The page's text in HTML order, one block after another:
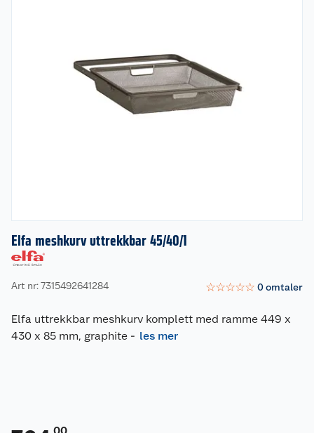
Elfa meshkurv uttrekkbar 45/40/1
Art nr: 7315492641284 ☆☆☆☆☆ 0omtaler
Elfa uttrekkbar meshkurv komplett med ramme 449 x
430 x 85 mm, graphite - les mer